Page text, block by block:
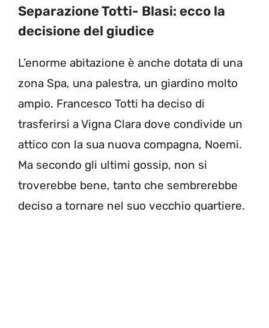
Separazione Totti- Blasi: ecco la
decisione del giudice
L’enorme abitazione è anche dotata di una
zona Spa, una palestra, un giardino molto
ampio. Francesco Totti ha deciso di
trasferirsi a Vigna Clara dove condivide un
attico con la sua nuova compagna, Noemi.
Ma secondo gli ultimi gossip, non si
troverebbe bene, tanto che sembrerebbe
deciso a tornare nel suo vecchio quartiere.